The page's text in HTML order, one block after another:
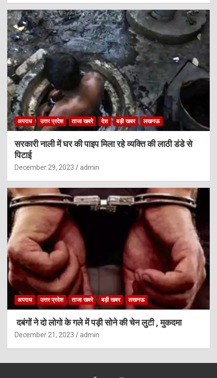
अपराध उत्तर प्रदेश ताजा खबरे देश बड़ी खबर लखनऊ
सरकारी नाली में घर की पाइप मिला रहे व्यक्ति की लाठी डंडे से
पिटाई
December 29, 2023 admin
अपराध उत्तर प्रदेश ताजा खबरे बड़ी खबर लखनऊ
दबंगों ने दो लोगो के गले में पड़ी सोने की चेन लुटी , मुकदमा
December 21, 2023 admin